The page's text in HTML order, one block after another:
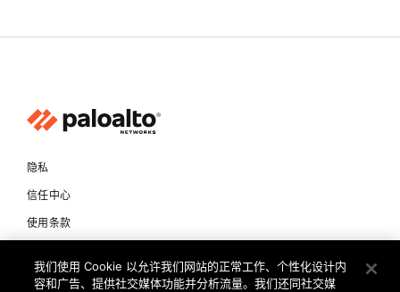
隐私
信任中心
使用条款
我们使用 Cookie 以允许我们网站的正常工作、个性化设计内
容和广告、提供社交媒体功能并分析流量。我们还同社交媒